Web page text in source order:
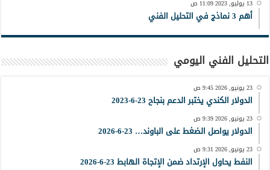
13 يوليو, 2023 11:09 ص
أهم 3 نماذج في التحليل الفني
التحليل الفني اليومي
23 يونيو, 2026 9:45 ص
الدولار الكندي يختبر الدعم بنجاح 23-6-2023
23 يونيو, 2026 9:39 ص
الدولار يواصل الضغط على الباوند… 23-6-2026
23 يونيو, 2026 9:31 ص
النفط يحاول الإرتداد ضمن الإتجاة الهابط 23-6-2026